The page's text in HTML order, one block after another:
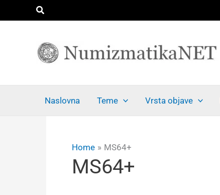
Search
Naslovna Teme Vrsta objave
Home MS64+
MS64+